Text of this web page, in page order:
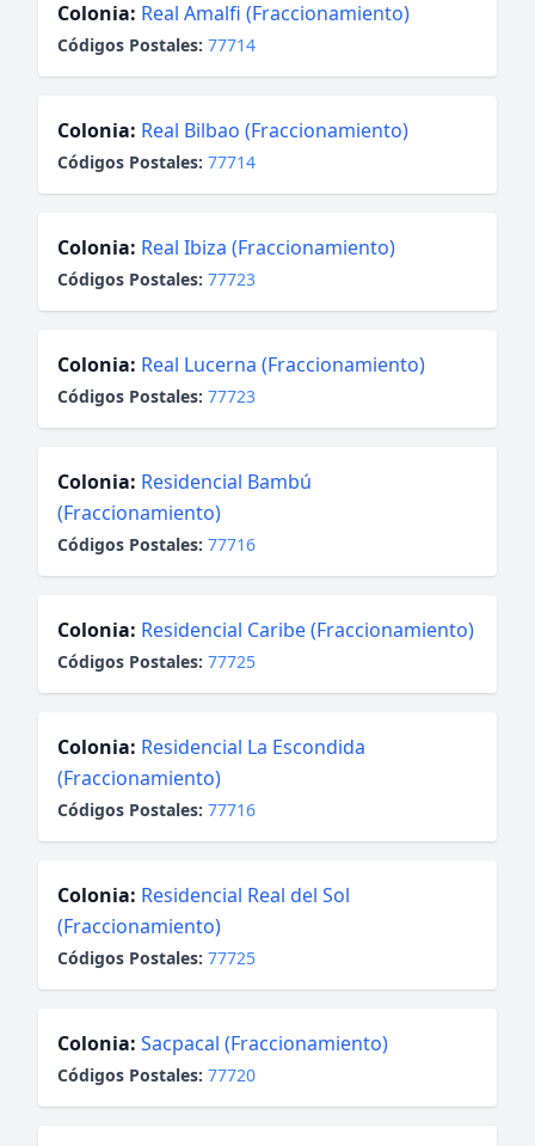
Colonia: Real Amalfi (Fraccionamiento)
Códigos Postales: 77714
Colonia: Real Bilbao (Fraccionamiento)
Códigos Postales: 77714
Colonia: Real Ibiza (Fraccionamiento)
Códigos Postales: 77723
Colonia: Real Lucerna (Fraccionamiento)
Códigos Postales: 77723
Colonia: Residencial Bambú
(Fraccionamiento)
Códigos Postales: 77716
Colonia: Residencial Caribe (Fraccionamiento)
Códigos Postales: 77725
Colonia: Residencial La Escondida
(Fraccionamiento)
Códigos Postales: 77716
Colonia: Residencial Real del Sol
(Fraccionamiento)
Códigos Postales: 77725
Colonia: Sacpacal (Fraccionamiento)
Códigos Postales: 77720